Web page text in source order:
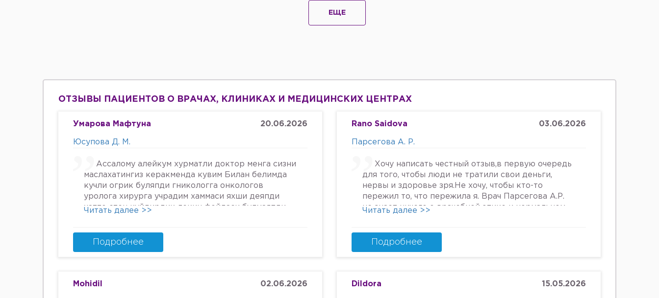
ЕЩЕ
ОТЗЫВЫ ПАЦИЕНТОВ О ВРАЧАХ, КЛИНИКАХ И МЕДИЦИНСКИХ ЦЕНТРАХ
Умарова Мафтуна 20.06.2026
Юсупова Д. М.
Ассалому алейкум хурматли доктор менга сизни
маслахатингиз керакменда кувим Билан белимда
кучли огрик буляпди гникологга онкологов
уролога хирурга учрадим хаммаси яхши деяпди
хатто стен куйдирдик лекин фойдаси булмаяпди
Энди Нима килшини билмай колдим ердам Беринг
34га кирдим 3та фарзанди бор хурмат Билан
Читать далее >>
Подробнее
Rano Saidova 03.06.2026
Парсегова А. Р.
Хочу написать честный отзыв,в первую очередь
для того, чтобы люди не тратили свои деньги,
нервы и здоровье зря.Не хочу, чтобы кто-то
пережил то, что пережила я. Врач Парсегова А.Р.
не знает ничего о врачебной этике и нормальном
идите.Я не знала, что врач, тем более женщина,
может так унижать женщин, убивать в них
кресле и грубом ощупывании и т.д.,придя домой я
Читать далее >>
Подробнее
Mohidil 02.06.2026 Dildora 15.05.2026